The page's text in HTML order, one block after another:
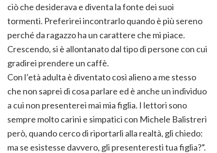
ciò che desiderava e diventa la fonte dei suoi
tormenti. Preferirei incontrarlo quando è più sereno
perché da ragazzo ha un carattere che mi piace.
Crescendo, si è allontanato dal tipo di persone con cui
gradirei prendere un caffè.
Con l’età adulta è diventato così alieno a me stesso
che non saprei di cosa parlare ed è anche un individuo
a cui non presenterei mai mia figlia. I lettori sono
sempre molto carini e simpatici con Michele Balistreri
però, quando cerco di riportarli alla realtà, gli chiedo:
ma se esistesse davvero, gli presenteresti tua figlia?”.